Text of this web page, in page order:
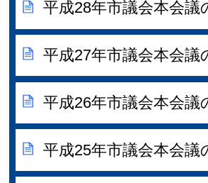
平成28年市議会本会議
平成27年市議会本会議
平成26年市議会本会議
平成25年市議会本会議